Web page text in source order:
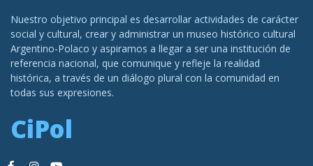
Nuestro objetivo principal es desarrollar actividades de carácter
social y cultural, crear y administrar un museo histórico cultural
Argentino-Polaco y aspiramos a llegar a ser una institución de
referencia nacional, que comunique y refleje la realidad
histórica, a través de un diálogo plural con la comunidad en
todas sus expresiones.
CiPol